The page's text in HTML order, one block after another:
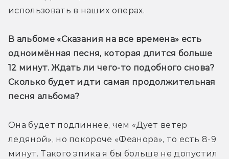
использовать в наших операх.
В альбоме «Сказания на все времена» есть
одноимённая песня, которая длится больше
12 минут. Ждать ли чего-то подобного снова?
Сколько будет идти самая продолжительная
песня альбома?
Она будет подлиннее, чем «Дует ветер
ледяной», но покороче «Феанора», то есть 8-9
минут. Такого эпика я бы больше не допустил